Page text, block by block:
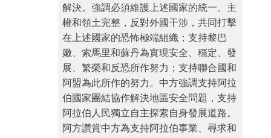
解決。強調必須維護上述國家的統一、主
權和領土完整，反對外國干涉，共同打擊
在上述國家的恐怖極端組織；支持黎巴
嫩、索馬里和蘇丹為實現安全、穩定、發
展、繁榮和反恐所作努力；支持聯合國和
阿盟為此所作的努力。中方強調支持阿拉
伯國家團結協作解決地區安全問題，支持
阿拉伯人民獨立自主探索自身發展道路。
阿方讚賞中方為支持阿拉伯事業、尋求和